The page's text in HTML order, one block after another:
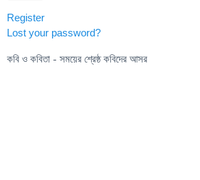
Register
Lost your password?
কবি ও কবিতা - সময়ের শ্রেষ্ঠ কবিদের আসর